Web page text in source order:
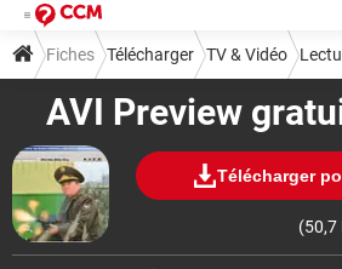
AVI Preview
Télécharger
(50,7
Fiches Télécharger TV & Vidéo